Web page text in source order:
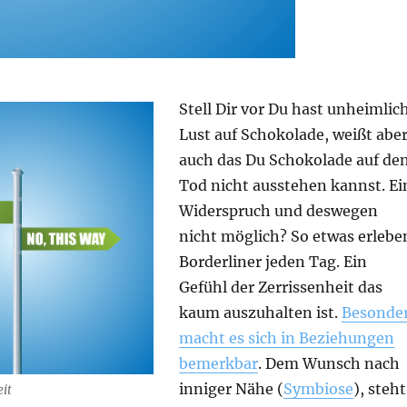
Stell Dir vor Du hast
Lust auf Schokolade, weißt aber
auch das Du Schokolade auf
Tod nicht ausstehen kannst.
Widerspruch und deswegen
nicht möglich? So etwas
Borderliner jeden Tag. Ein
Gefühl der Zerrissenheit das
kaum auszuhalten ist.
macht es sich in Beziehungen
bemerkbar. Dem Wunsch nach
inniger Nähe (Symbiose), steht